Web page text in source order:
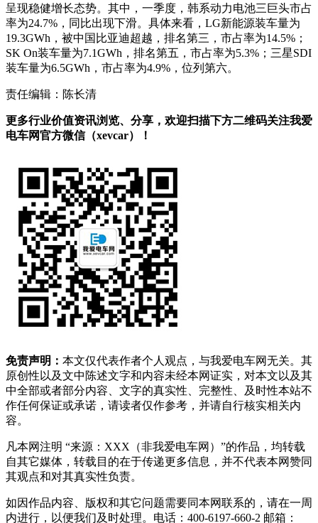
呈现稳健增长态势。其中，一季度，韩系动力电池三巨头市占
率为24.7%，同比出现下滑。具体来看，LG新能源装车量为
19.3GWh，被中国比亚迪超越，排名第三，市占率为14.5%；
SK On装车量为7.1GWh，排名第五，市占率为5.3%；三星SDI
装车量为6.5GWh，市占率为4.9%，位列第六。
责任编辑：陈长清
更多行业价值资讯浏览、分享，欢迎扫描下方二维码关注我爱
电车网官方微信（xevcar）！
免责声明： 本文仅代表作者个人观点，与我爱电车网无关。其
原创性以及文中陈述文字和内容未经本网证实，对本文以及其
中全部或者部分内容、文字的真实性、完整性、及时性本站不
作任何保证或承诺，请读者仅作参考，并请自行核实相关内
容。
凡本网注明 “来源：XXX（非我爱电车网）”的作品，均转载
自其它媒体，转载目的在于传递更多信息，并不代表本网赞同
其观点和对其真实性负责。
如因作品内容、版权和其它问题需要同本网联系的，请在一周
内进行，以便我们及时处理。电话：400-6197-660-2 邮箱：